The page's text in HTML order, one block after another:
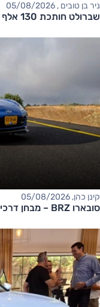
ניר בן טובים , 05/08/2026
שברולט חותכת 130 אלף שקל ממחיר הטאהו
קינן כהן, 05/08/2026
סובארו BRZ – מבחן דרכים (tS)